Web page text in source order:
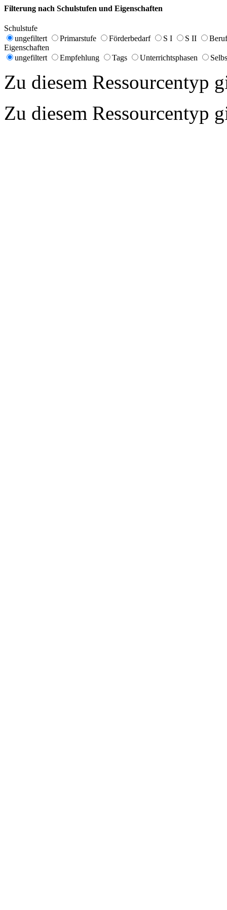
Filterung nach Schulstufen und Eigenschaften
Schulstufe
ungefiltert
Primarstufe Förderbedarf S I S II
Eigenschaften
ungefiltert
Empfehlung Tags Unterrichtsphasen
Zu diesem Ressourcentyp
Zu diesem Ressourcentyp